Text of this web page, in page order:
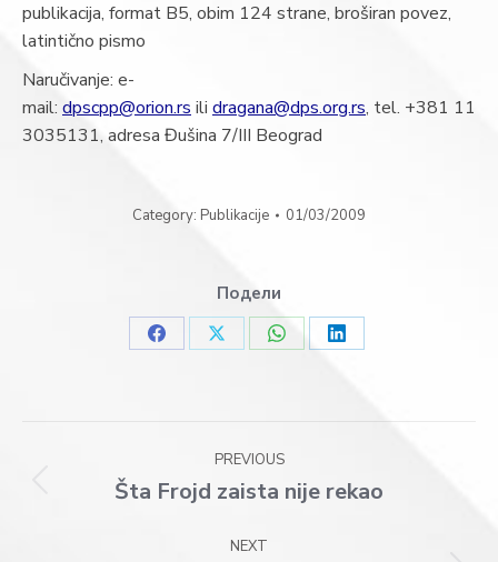
publikacija, format B5, obim 124 strane, broširan povez,
latintično pismo
Naručivanje: e-
mail: dpscpp@orion.rs ili dragana@dps.org.rs, tel. +381 11
3035131, adresa Đušina 7/III Beograd
Category: Publikacije 01/03/2009
Подели
Share
Share
Share
Share
LinkedIn
navigation
PREVIOUS
Previous
Šta Frojd zaista nije rekao
NEXT